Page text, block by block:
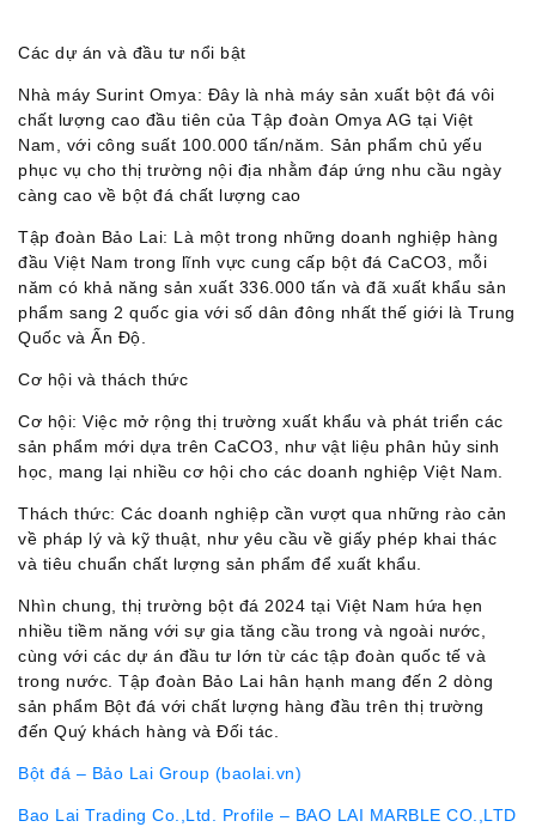
Các dự án và đầu tư nổi bật
Nhà máy Surint Omya: Đây là nhà máy sản xuất bột đá vôi
chất lượng cao đầu tiên của Tập đoàn Omya AG tại Việt
Nam, với công suất 100.000 tấn/năm. Sản phẩm chủ yếu
phục vụ cho thị trường nội địa nhằm đáp ứng nhu cầu ngày
càng cao về bột đá chất lượng cao​
Tập đoàn Bảo Lai: Là một trong những doanh nghiệp hàng
đầu Việt Nam trong lĩnh vực cung cấp bột đá CaCO3, mỗi
năm có khả năng sản xuất 336.000 tấn và đã xuất khẩu sản
phẩm sang 2 quốc gia với số dân đông nhất thế giới là Trung
Quốc và Ấn Độ.
Cơ hội và thách thức
Cơ hội: Việc mở rộng thị trường xuất khẩu và phát triển các
sản phẩm mới dựa trên CaCO3, như vật liệu phân hủy sinh
học, mang lại nhiều cơ hội cho các doanh nghiệp Việt Nam.
Thách thức: Các doanh nghiệp cần vượt qua những rào cản
về pháp lý và kỹ thuật, như yêu cầu về giấy phép khai thác
và tiêu chuẩn chất lượng sản phẩm để xuất khẩu​.
Nhìn chung, thị trường bột đá 2024 tại Việt Nam hứa hẹn
nhiều tiềm năng với sự gia tăng cầu trong và ngoài nước,
cùng với các dự án đầu tư lớn từ các tập đoàn quốc tế và
trong nước. Tập đoàn Bảo Lai hân hạnh mang đến 2 dòng
sản phẩm Bột đá với chất lượng hàng đầu trên thị trường
đến Quý khách hàng và Đối tác.
Bột đá – Bảo Lai Group (baolai.vn)
Bao Lai Trading Co.,Ltd. Profile – BAO LAI MARBLE CO.,LTD